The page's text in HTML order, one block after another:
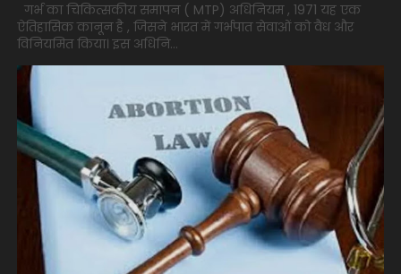
गर्भ का चिकित्सकीय समापन ( MTP) अधिनियम , 1971 यह एक
ऐतिहासिक कानून है , जिसने भारत में गर्भपात सेवाओं को वैध और
विनियमित किया। इस अधिनि...